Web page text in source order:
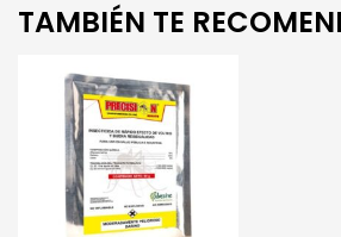
TAMBIÉN TE